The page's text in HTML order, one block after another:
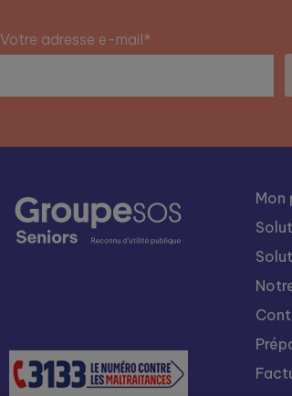
Votre adresse e-mail*
Mon